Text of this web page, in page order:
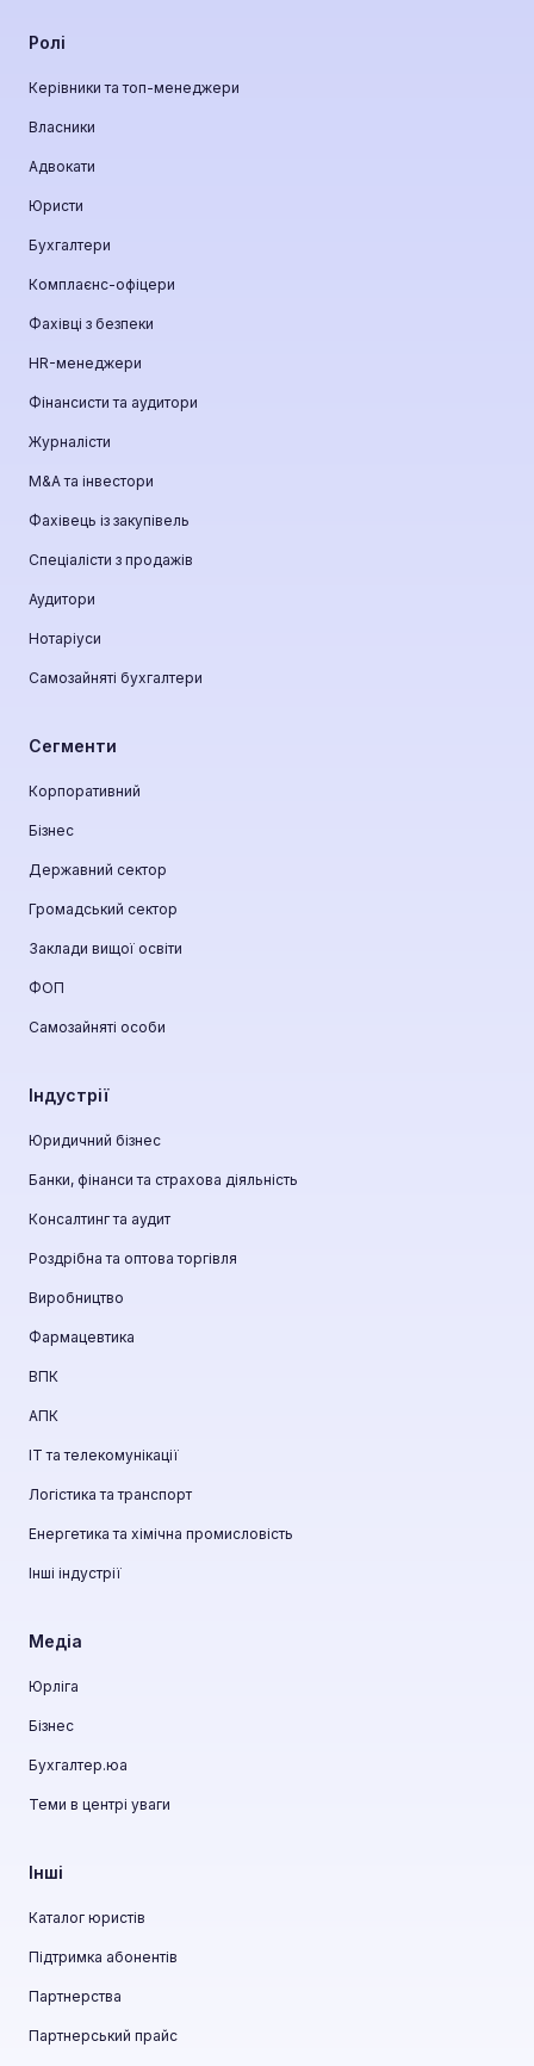
Ролі
Керівники та топ-менеджери
Власники
Адвокати
Юристи
Бухгалтери
Комплаєнс-офіцери
Фахівці з безпеки
HR-менеджери
Фінансисти та аудитори
Журналісти
М&A та інвестори
Фахівець із закупівель
Спеціалісти з продажів
Аудитори
Нотаріуси
Самозайняті бухгалтери
Сегменти
Корпоративний
Бізнес
Державний сектор
Громадський сектор
Заклади вищої освіти
ФОП
Самозайняті особи
Індустрії
Юридичний бізнес
Банки, фінанси та страхова діяльність
Консалтинг та аудит
Роздрібна та оптова торгівля
Виробництво
Фармацевтика
ВПК
АПК
ІТ та телекомунікації
Логістика та транспорт
Енергетика та хімічна промисловість
Інші індустрії
Медіа
Юрліга
Бізнес
Бухгалтер.юа
Теми в центрі уваги
Інші
Каталог юристів
Підтримка абонентів
Партнерства
Партнерський прайс